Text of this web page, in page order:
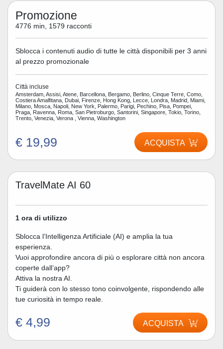
Promozione
4776 min, 1579 racconti
Sblocca i contenuti audio di tutte le città disponibili per 3 anni
al prezzo promozionale
Città incluse
Amsterdam, Assisi, Atene, Barcellona, Bergamo, Berlino, Cinque Terre, Como,
Costiera Amalfitana, Dubai, Firenze, Hong Kong, Lecce, Londra, Madrid, Miami,
Milano, Mosca, Napoli, New York, Palermo, Parigi, Pechino, Pisa, Pompei,
Praga, Ravenna, Roma, San Pietroburgo, Santorini, Singapore, Tokio, Torino,
Trento, Venezia, Verona , Vienna, Washington
€ 19,99 ACQUISTA
TravelMate AI 60
1 ora di utilizzo
Sblocca l’Intelligenza Artificiale (AI) e amplia la tua
esperienza.
Vuoi approfondire ancora di più o esplorare città non ancora
coperte dall’app?
Attiva la nostra AI.
Ti guiderà con lo stesso tono coinvolgente, rispondendo alle
tue curiosità in tempo reale.
€ 4,99 ACQUISTA